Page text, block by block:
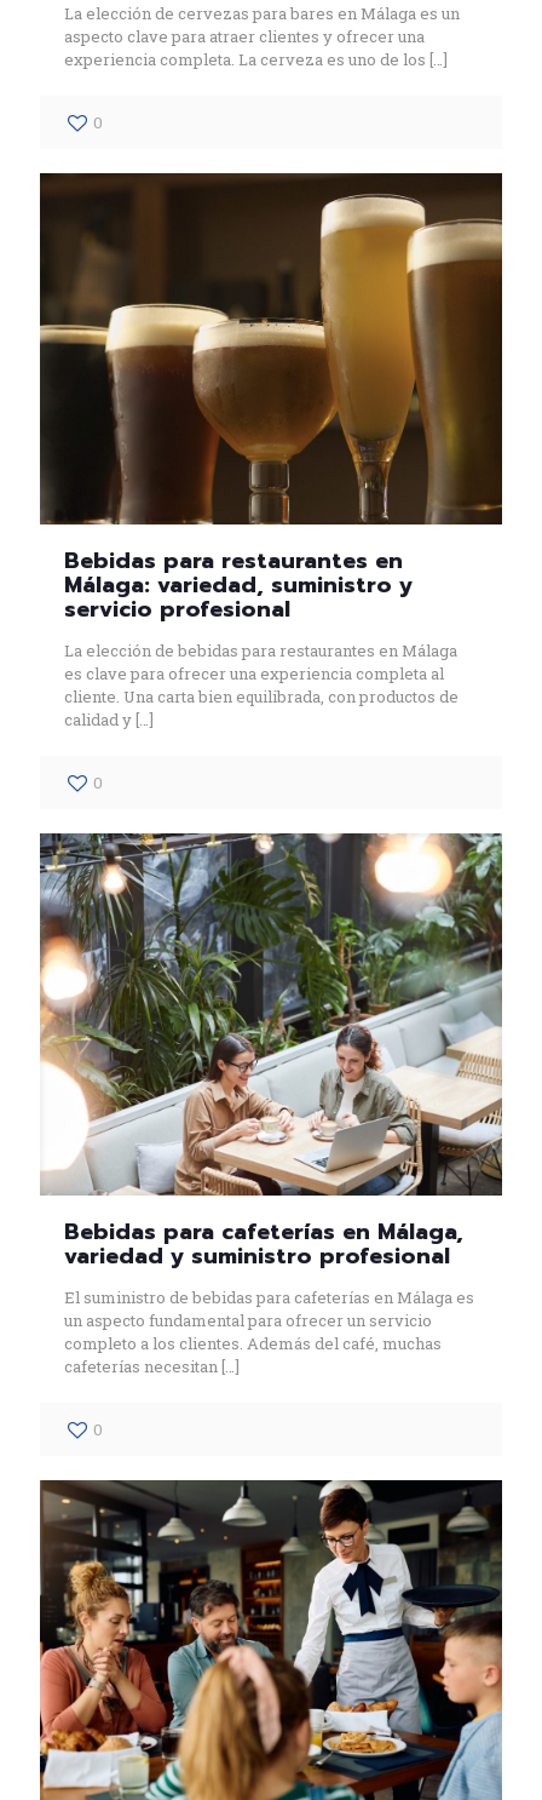
La elección de cervezas para bares en Málaga es un
aspecto clave para atraer clientes y ofrecer una
experiencia completa. La cerveza es uno de los […]
0
Bebidas para restaurantes en
Málaga: variedad, suministro y
servicio profesional
La elección de bebidas para restaurantes en Málaga
es clave para ofrecer una experiencia completa al
cliente. Una carta bien equilibrada, con productos de
calidad y […]
0
Bebidas para cafeterías en Málaga,
variedad y suministro profesional
El suministro de bebidas para cafeterías en Málaga es
un aspecto fundamental para ofrecer un servicio
completo a los clientes. Además del café, muchas
cafeterías necesitan[…]
0